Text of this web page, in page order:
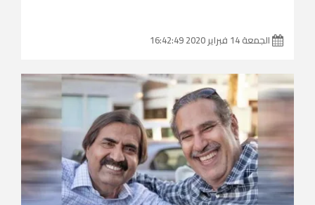
الجمعة 14 فبراير 2020 16:42:49